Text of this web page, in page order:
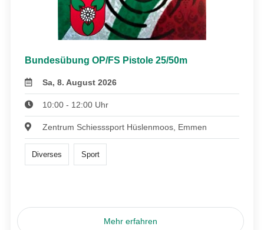
Bundesübung OP/FS Pistole 25/50m
Sa, 8. August 2026
10:00 - 12:00 Uhr
Zentrum Schiesssport Hüslenmoos, Emmen
Diverses Sport
Mehr erfahren